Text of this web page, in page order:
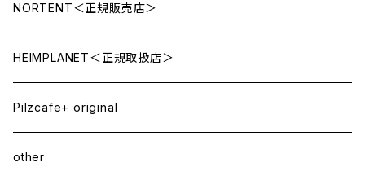
NORTENT＜正規販売店＞
HEIMPLANET＜正規取扱店＞
Pilzcafe+ original
other